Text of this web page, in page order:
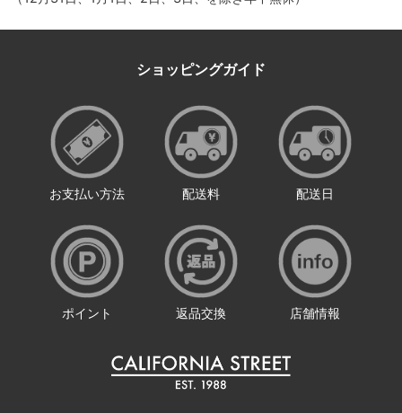
ショッピングガイド
お支払い方法 配送料 配送日
ポイント 返品交換 店舗情報